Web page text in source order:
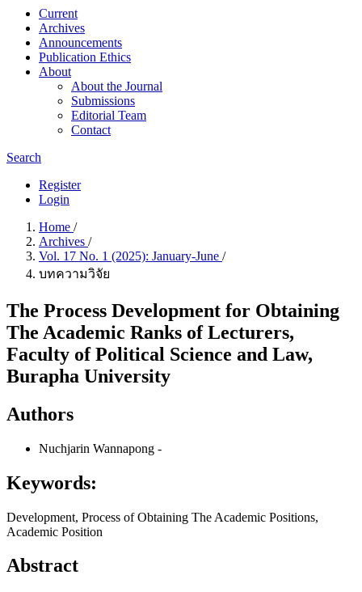
Current
Archives
Announcements
Publication Ethics
About
About the Journal
Submissions
Editorial Team
Contact
Search
Register
Login
Home /
Archives /
Vol. 17 No. 1 (2025): January-June /
บทความวิจัย
The Process Development for Obtaining
The Academic Ranks of Lecturers,
Faculty of Political Science and Law,
Burapha University
Authors
Nuchjarin Wannapong -
Keywords:
Development, Process of Obtaining The Academic Positions,
Academic Position
Abstract